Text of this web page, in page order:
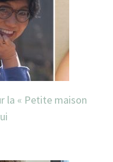
la « Petite maison